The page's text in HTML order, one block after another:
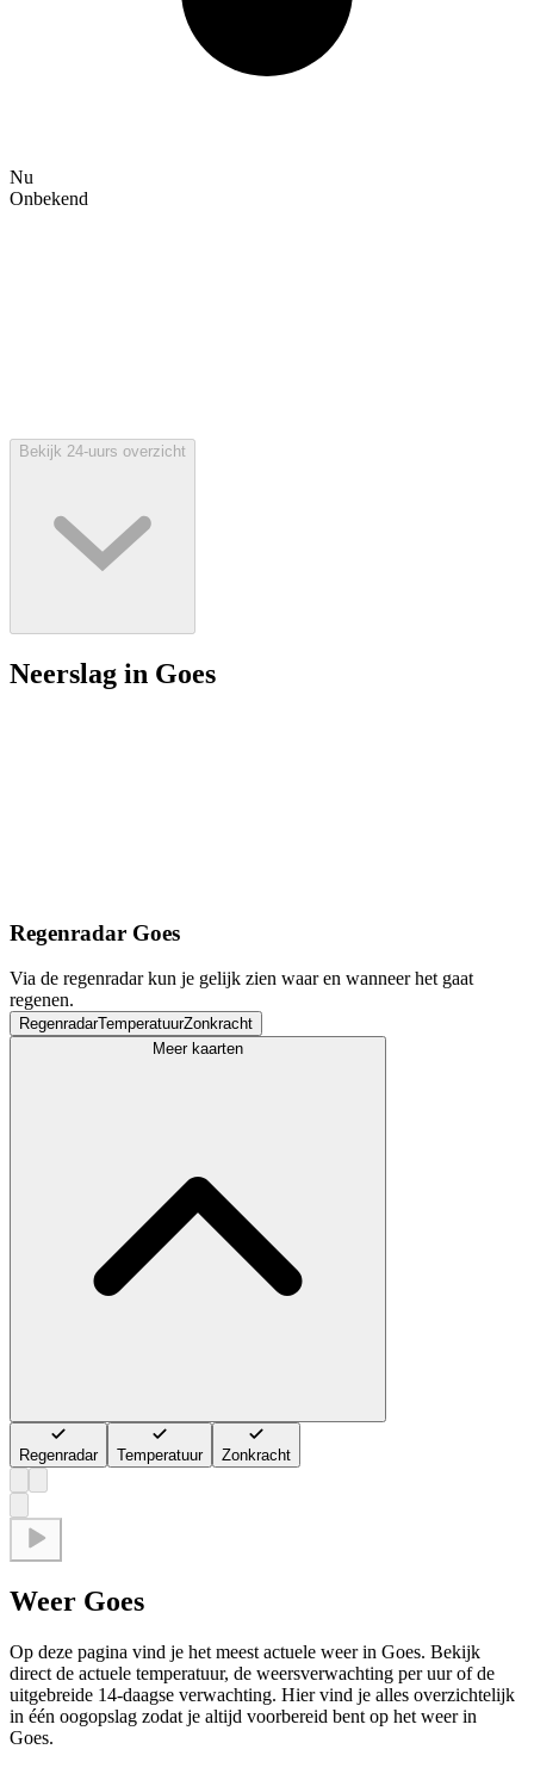
Nu
Onbekend
Bekijk 24-uurs overzicht
Neerslag in Goes
Regenradar Goes
Via de regenradar kun je gelijk zien waar en wanneer het gaat
regenen.
RegenradarTemperatuurZonkracht
Meer kaarten
Regenradar Temperatuur Zonkracht
Weer Goes
Op deze pagina vind je het meest actuele weer in Goes. Bekijk
direct de actuele temperatuur, de weersverwachting per uur of de
uitgebreide 14-daagse verwachting. Hier vind je alles overzichtelijk
in één oogopslag zodat je altijd voorbereid bent op het weer in
Goes.